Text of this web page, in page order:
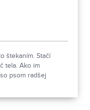
štekaním. Stačí
tela. Ako im
psom radšej